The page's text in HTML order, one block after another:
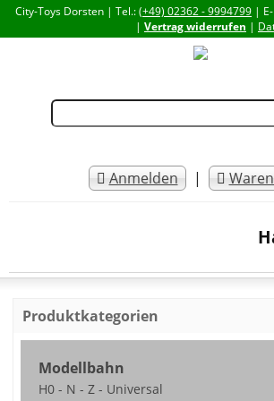
City-Toys Dorsten | Tel.:(+49) 02362 - 9994799 |
| Vertrag widerrufen |
Anmelden |
Produktkategorien
Modellbahn
H0 - N - Z - Universal